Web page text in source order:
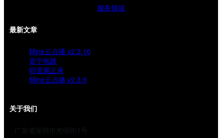
服务领域
最新文章
Mine云点播 v2.3.10
皆宁电路
听雷观止录
Mine云点播 v2.3.9
关于我们
广东省深圳市光明街1号